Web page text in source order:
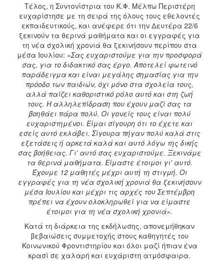
Τέλος, η Συντονίστρια του Κ.Φ. Μέλπω Περιστέρη
ευχαρίστησε με τη σειρά της όλους τους εθελοντές
εκπαιδευτικούς, και ανέφερε ότι την Δευτέρα 22/6
ξεκινούν τα θερινά μαθήματα και οι εγγραφές για
τη νέα σχολική χρονιά θα ξεκινήσουν περίπου στα
μέσα Ιουλίου: «Σας ευχαριστούμε για την προσφορά
σας, για το διδακτικό σας έργο. Αποτελεί φωτεινό
παράδειγμα και είναι μεγάλης σημασίας για την
πρόοδο των παιδιών, όχι μόνο στα σχολεία τους,
αλλά παίζει καθοριστικό ρόλο αυτό και στη ζωή
τους. Η αλληλεπίδραση που έχουν μαζί σας τα
βοηθάει πάρα πολύ. Οι γονείς τους είναι πολύ
ευχαριστημένοι. Είμαι σίγουρη ότι το έχετε και
εσείς αυτό εκλάβει. Σίγουρα πήγαν πολύ καλά στις
εξετάσεις ή αρκετά καλά και αυτό λόγω της δικής
σας βοήθειας. Γι' αυτό σας ευχαριστούμε. Ξεκινάμε
τα θερινά μαθήματα. Είμαστε έτοιμοι γι' αυτό.
Έχουμε 12 μαθητές μέχρι αυτή τη στιγμή. Οι
εγγραφές για τη νέα σχολική χρονιά θα ξεκινήσουν
μέσα Ιουλίου και μέχρι τις αρχές του Σεπτέμβρη
πρέπει να έχουν ολοκληρωθεί για να είμαστε
έτοιμοι για τη νέα σχολική χρονιά».
Κατά τη διάρκεια της εκδήλωσης, απονεμήθηκαν
βεβαιώσεις συμμετοχής στους καθηγητές του
Κοινωνικού Φροντιστηρίου και όλοι μαζί ήπιαν ένα
κρασί σε χαλαρή και ευχάριστη ατμόσφαιρα.